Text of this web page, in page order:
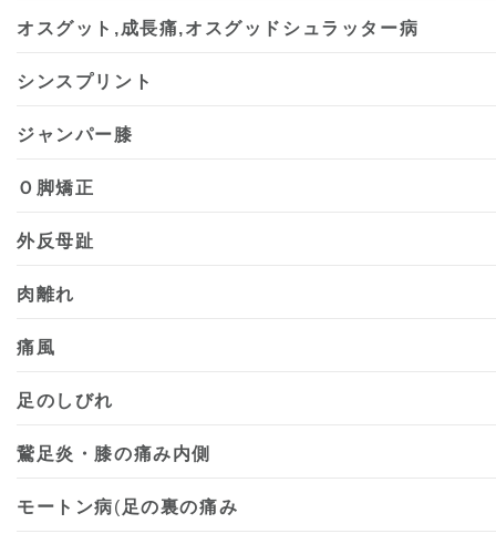
オスグット,成長痛,オスグッドシュラッター病
シンスプリント
ジャンパー膝
Ｏ脚矯正
外反母趾
肉離れ
痛風
足のしびれ
鵞足炎・膝の痛み内側
モートン病( 足の裏の痛み